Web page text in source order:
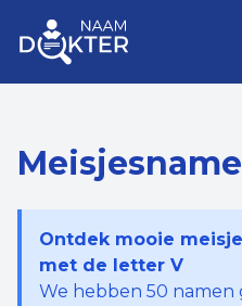
Ontdek mooie
met de letter V
We hebben 50 namen